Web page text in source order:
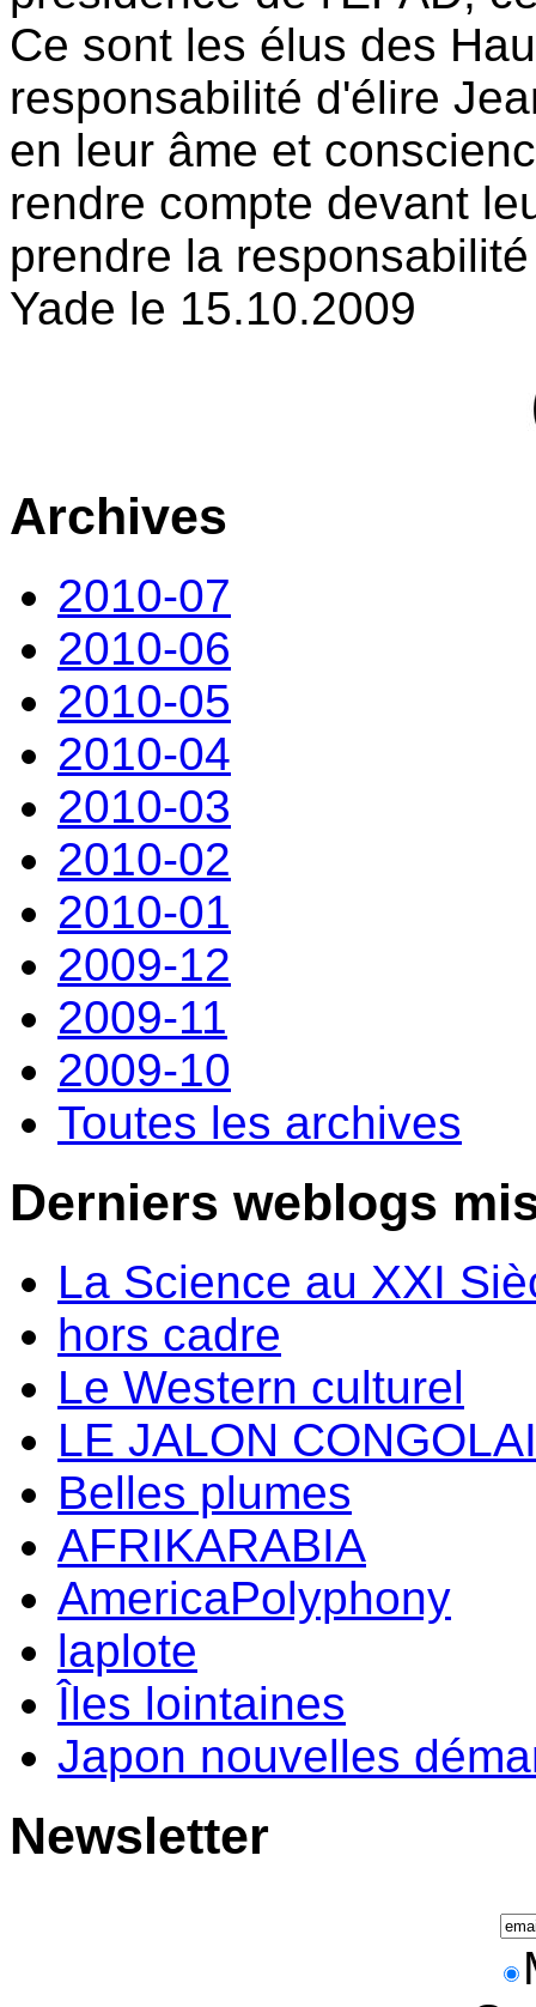
Ce sont les élus des
responsabilité d'élire
en leur âme et
rendre compte devant
prendre la
Yade le 15.10.2009
Archives
2010-07
2010-06
2010-05
2010-04
2010-03
2010-02
2010-01
2009-12
2009-11
2009-10
Toutes les archives
Derniers weblogs
La Science au XXI
hors cadre
Le Western culturel
LE JALON
Belles plumes
AFRIKARABIA
AmericaPolyphony
laplote
Îles lointaines
Japon nouvelles
Newsletter